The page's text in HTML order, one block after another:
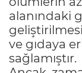
alanındaki
ve gıdaya
sağlamıştır.